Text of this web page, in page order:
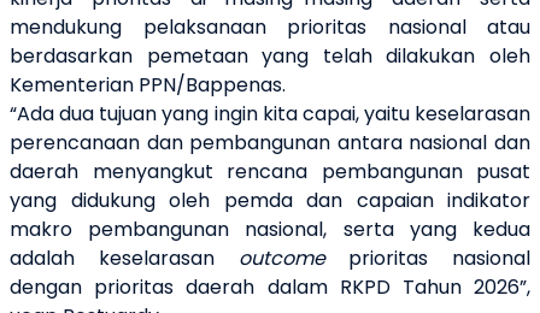
mendukung pelaksanaan prioritas nasional atau
berdasarkan pemetaan yang telah dilakukan oleh
Kementerian PPN/Bappenas.
“Ada dua tujuan yang ingin kita capai, yaitu keselarasan
perencanaan dan pembangunan antara nasional dan
daerah menyangkut rencana pembangunan pusat
yang didukung oleh pemda dan capaian indikator
makro pembangunan nasional, serta yang kedua
adalah keselarasan outcome prioritas nasional
dengan prioritas daerah dalam RKPD Tahun 2026”,